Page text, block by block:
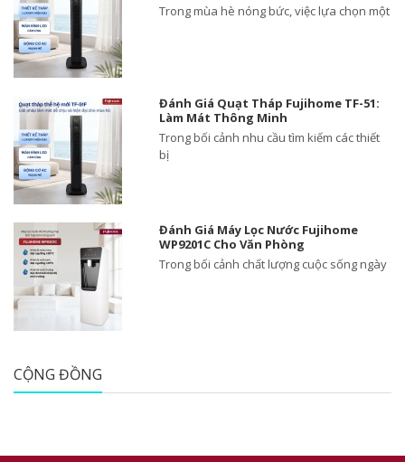
Trong mùa hè nóng bức, việc lựa chọn một
Đánh Giá Quạt Tháp Fujihome TF-51:
Làm Mát Thông Minh
Trong bối cảnh nhu cầu tìm kiếm các thiết
bị
Đánh Giá Máy Lọc Nước Fujihome
WP9201C Cho Văn Phòng
Trong bối cảnh chất lượng cuộc sống ngày
CỘNG ĐỒNG